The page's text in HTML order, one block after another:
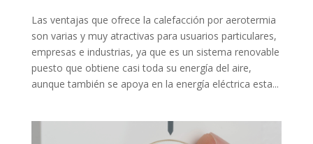
Las ventajas que ofrece la calefacción por aerotermia
son varias y muy atractivas para usuarios particulares,
empresas e industrias, ya que es un sistema renovable
puesto que obtiene casi toda su energía del aire,
aunque también se apoya en la energía eléctrica esta...